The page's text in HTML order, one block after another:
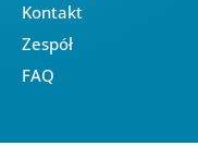
Kontakt
Zespół
FAQ